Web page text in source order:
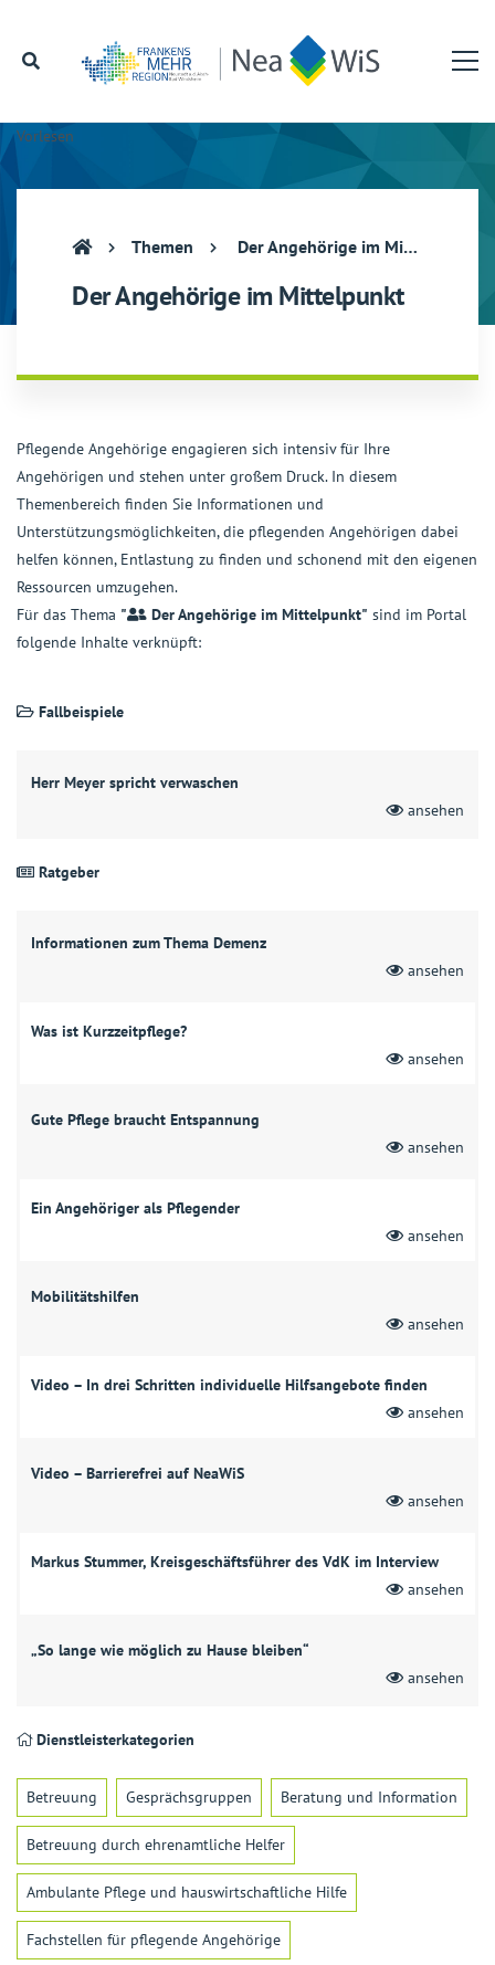
Vorlesen
Themen Der Angehörige im Mittelpunkt
Der Angehörige im Mittelpunkt
Pflegende Angehörige engagieren sich intensiv für Ihre
Angehörigen und stehen unter großem Druck. In diesem
Themenbereich finden Sie Informationen und
Unterstützungsmöglichkeiten, die pflegenden Angehörigen dabei
helfen können, Entlastung zu finden und schonend mit den eigenen
Ressourcen umzugehen.
Für das Thema " Der Angehörige im Mittelpunkt" sind im Portal
folgende Inhalte verknüpft:
Fallbeispiele
Herr Meyer spricht verwaschen
ansehen
Ratgeber
Informationen zum Thema Demenz
ansehen
Was ist Kurzzeitpflege?
ansehen
Gute Pflege braucht Entspannung
ansehen
Ein Angehöriger als Pflegender
ansehen
Mobilitätshilfen
ansehen
Video – In drei Schritten individuelle Hilfsangebote finden
ansehen
Video – Barrierefrei auf NeaWiS
ansehen
Markus Stummer, Kreisgeschäftsführer des VdK im Interview
ansehen
„So lange wie möglich zu Hause bleiben“
ansehen
Dienstleisterkategorien
Betreuung Gesprächsgruppen Beratung und Information
Betreuung durch ehrenamtliche Helfer
Ambulante Pflege und hauswirtschaftliche Hilfe
Fachstellen für pflegende Angehörige